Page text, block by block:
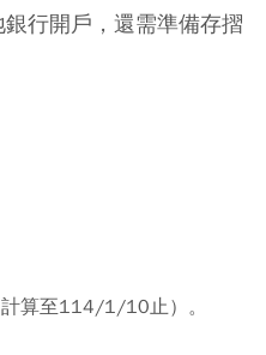
行開戶，還需準備存摺
算至114/1/10止）。